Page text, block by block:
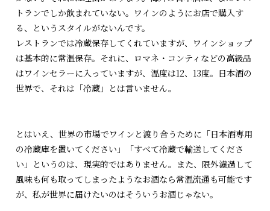
トランでしか飲まれていない。ワインのようにお店で購入す
る、というスタイルがないんです。
レストランでは冷蔵保存してくれていますが、ワインショップ
は基本的に常温保存。それに、ロマネ・コンティなどの高級品
はワインセラーに入っていますが、温度は12、13度。日本酒の
世界で、それは「冷蔵」とは言いません。
とはいえ、世界の市場でワインと渡り合うために「日本酒専用
の冷蔵庫を置いてください」「すべて冷蔵で輸送してくださ
い」というのは、現実的ではありません。また、限外濾過して
風味も何も取ってしまったようなお酒なら常温流通も可能です
が、私が世界に届けたいのはそういうお酒じゃない。